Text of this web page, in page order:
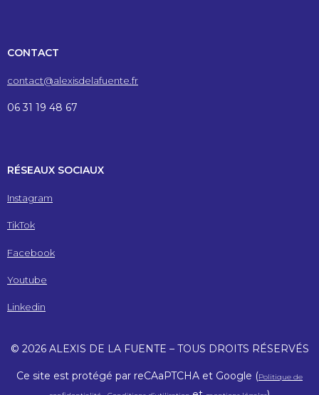
CONTACT
contact@alexisdelafuente.fr
06 31 19 48 67
RÉSEAUX SOCIAUX
Instagram
TikTok
Facebook
Youtube
Linkedin
© 2026 ALEXIS DE LA FUENTE – TOUS DROITS RÉSERVÉS
Ce site est protégé par reCAaPTCHA et Google (Politique de